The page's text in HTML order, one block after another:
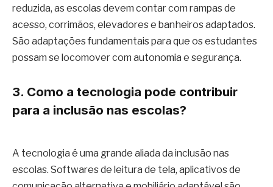
reduzida, as escolas devem contar com rampas de
acesso, corrimãos, elevadores e banheiros adaptados.
São adaptações fundamentais para que os estudantes
possam se locomover com autonomia e segurança.
3. Como a tecnologia pode contribuir
para a inclusão nas escolas?
A tecnologia é uma grande aliada da inclusão nas
escolas. Softwares de leitura de tela, aplicativos de